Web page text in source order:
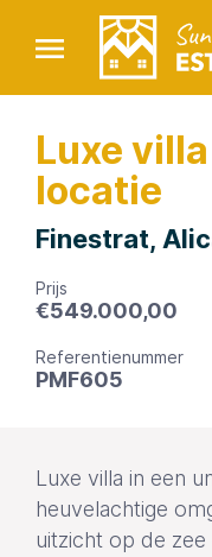
Luxe
locatie
Finestrat,
Prijs
€549.000,00
Referentienummer
PMF605
Luxe villa in een
heuvelachtige
uitzicht op de zee